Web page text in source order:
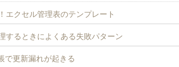
エクセル管理表のテンプレート
するときによくある失敗パターン
で更新漏れが起きる